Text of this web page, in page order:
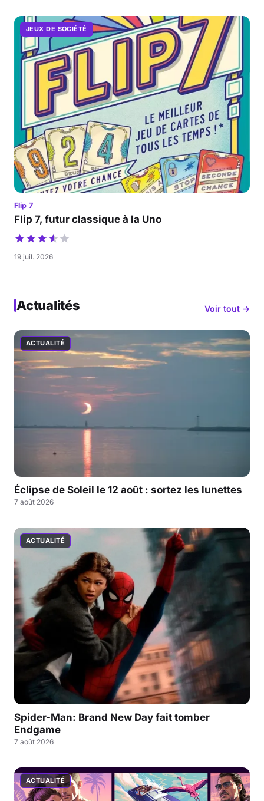
JEUX DE SOCIÉTÉ
Flip 7
Flip 7, futur classique à la Uno
19 juil. 2026
Actualités Voir tout →
ACTUALITÉ
Éclipse de Soleil le 12 août : sortez les lunettes
7 août 2026
ACTUALITÉ
Spider-Man: Brand New Day fait tomber
Endgame
7 août 2026
ACTUALITÉ